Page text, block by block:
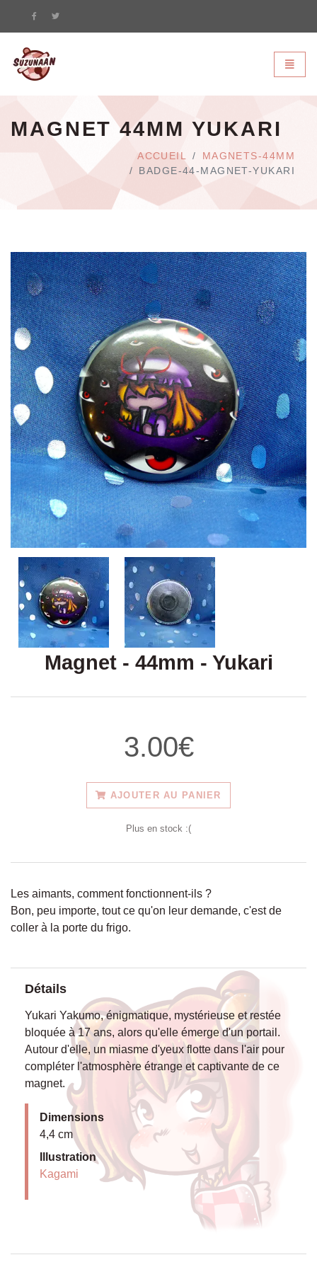
MAGNET 44MM YUKARI
ACCUEIL
MAGNETS-44MM
BADGE-44-MAGNET-YUKARI
Magnet - 44mm - Yukari
3.00€
AJOUTER AU PANIER
Plus en stock :(
Les aimants, comment fonctionnent-ils ?
Bon, peu importe, tout ce qu'on leur demande, c'est de
coller à la porte du frigo.
Détails
Yukari Yakumo, énigmatique, mystérieuse et restée
bloquée à 17 ans, alors qu'elle émerge d'un portail.
Autour d'elle, un miasme d'yeux flotte dans l'air pour
compléter l'atmosphère étrange et captivante de ce
magnet.
Dimensions
4,4 cm
Illustration
Kagami